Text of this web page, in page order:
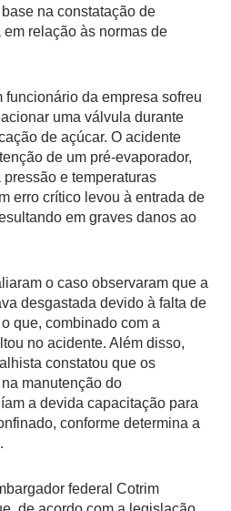
na constatação de
relação às normas de
funcionário da empresa sofreu
uma válvula durante
de açúcar. O acidente
de um pré-evaporador,
e temperaturas
erro crítico levou à entrada de
em graves danos ao
o caso observaram que a
desgastada devido à falta de
que, combinado com a
no acidente. Além disso,
constatou que os
manutenção do
a devida capacitação para
conforme determina a
federal Cotrim